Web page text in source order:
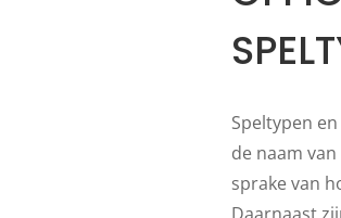
Speltypen
de naam van
sprake van